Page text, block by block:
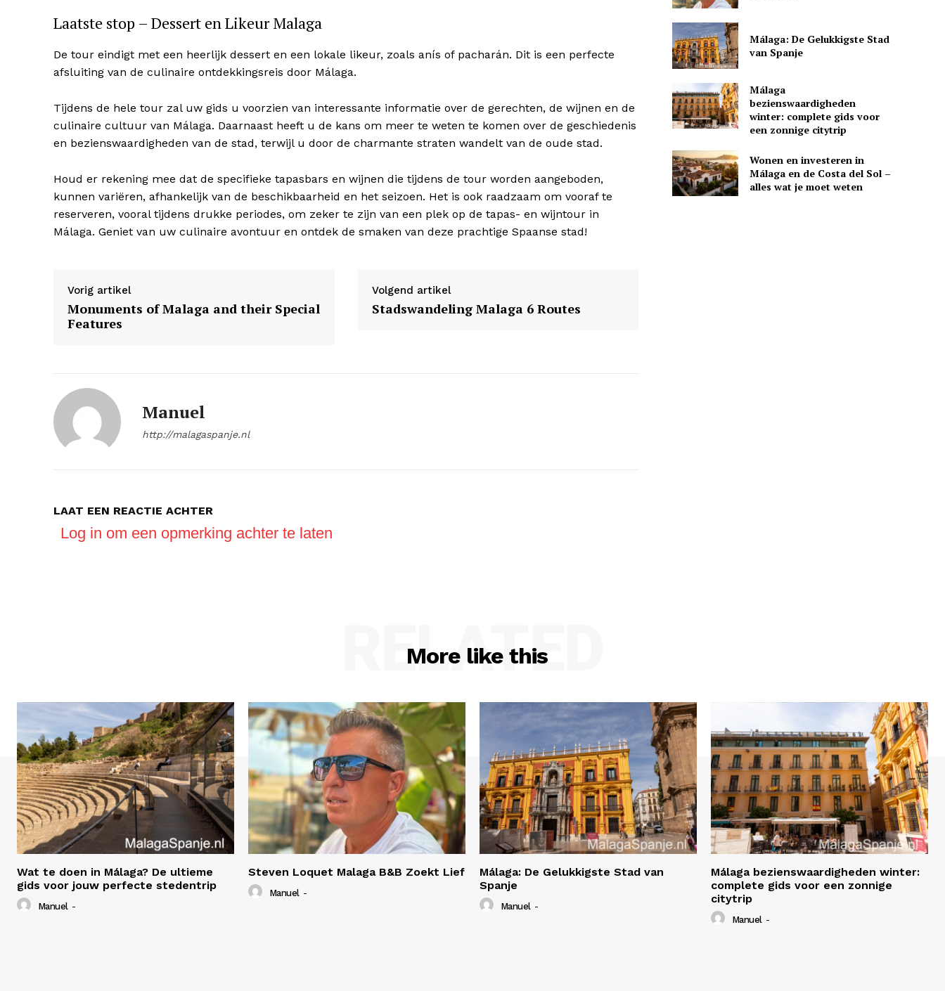
Laatste stop – Dessert en Likeur Malaga
De tour eindigt met een heerlijk dessert en een lokale likeur, zoals anís of pacharán. Dit is een perfecte
afsluiting van de culinaire ontdekkingsreis door Málaga.
Tijdens de hele tour zal uw gids u voorzien van interessante informatie over de gerechten, de wijnen en de
culinaire cultuur van Málaga. Daarnaast heeft u de kans om meer te weten te komen over de geschiedenis
en bezienswaardigheden van de stad, terwijl u door de charmante straten wandelt van de oude stad.
Houd er rekening mee dat de specifieke tapasbars en wijnen die tijdens de tour worden aangeboden,
kunnen variëren, afhankelijk van de beschikbaarheid en het seizoen. Het is ook raadzaam om vooraf te
reserveren, vooral tijdens drukke periodes, om zeker te zijn van een plek op de tapas- en wijntour in
Málaga. Geniet van uw culinaire avontuur en ontdek de smaken van deze prachtige Spaanse stad!
Vorig artikel
Monuments of Malaga and their Special
Features
Volgend artikel
Stadswandeling Malaga 6 Routes
Manuel
http://malagaspanje.nl
LAAT EEN REACTIE ACHTER
Log in om een opmerking achter te laten
Málaga: De Gelukkigste Stad
van Spanje
Málaga
bezienswaardigheden
winter: complete gids voor
een zonnige citytrip
Wonen en investeren in
Málaga en de Costa del Sol –
alles wat je moet weten
More like this
RELATED
Wat te doen in Málaga? De ultieme
gids voor jouw perfecte stedentrip
Manuel -
Steven Loquet Malaga B&B Zoekt Lief
Manuel -
Málaga: De Gelukkigste Stad van
Spanje
Manuel -
Málaga bezienswaardigheden winter:
complete gids voor een zonnige
citytrip
Manuel -